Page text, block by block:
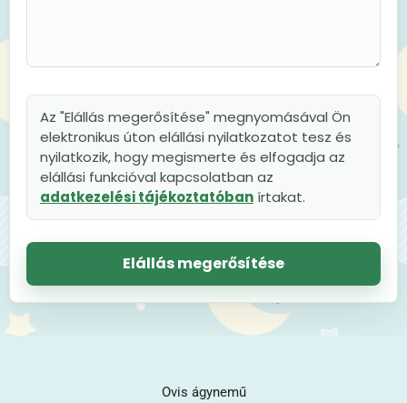
Az "Elállás megerősítése" megnyomásával Ön
elektronikus úton elállási nyilatkozatot tesz és
nyilatkozik, hogy megismerte és elfogadja az
elállási funkcióval kapcsolatban az
adatkezelési tájékoztatóbanírtakat.
Elállás megerősítése
Ovis ágynemű